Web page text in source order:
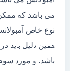
می باشد که
نوع خاص
همین دلیل باید
باشد. و مورد